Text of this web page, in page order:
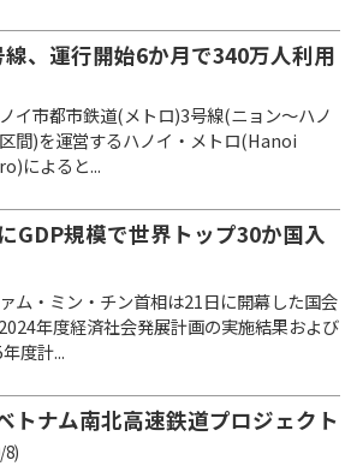
、運行開始6か月で340万人利用
イ市都市鉄道(メトロ)3号線(ニョン～ハノ
間)を運営するハノイ・メトロ(Hanoi
によると...
GDP規模で世界トップ30か国入
ム・ミン・チン首相は21日に開幕した国会
年度経済社会発展計画の実施結果および
度計...
トナム南北高速鉄道プロジェクト
8)